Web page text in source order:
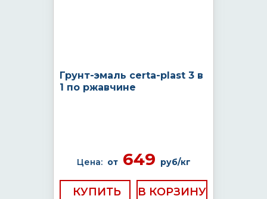
Грунт-эмаль certa-plast 3 в
1 по ржавчине
Цена: от649 руб/кг
КУПИТЬ